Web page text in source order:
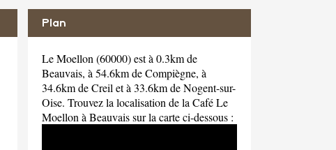
Plan
Le Moellon (60000) est à 0.3km de
Beauvais, à 54.6km de Compiègne, à
34.6km de Creil et à 33.6km de Nogent-sur-
Oise. Trouvez la localisation de la Café Le
Moellon à Beauvais sur la carte ci-dessous :